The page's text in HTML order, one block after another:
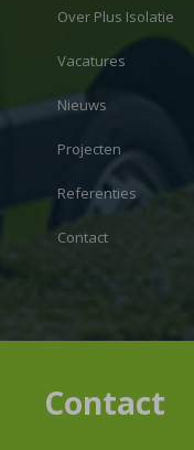
Over Plus Isolatie
Vacatures
Nieuws
Projecten
Referenties
Contact
Contact